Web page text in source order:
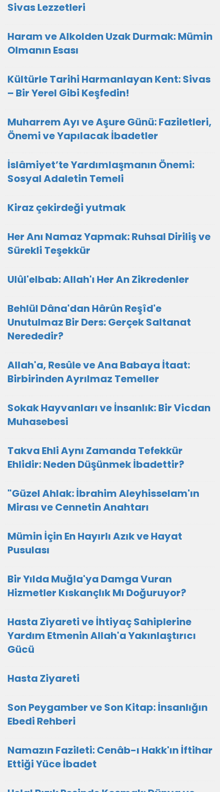
Sivas Lezzetleri
Haram ve Alkolden Uzak Durmak: Mümin
Olmanın Esası
Kültürle Tarihi Harmanlayan Kent: Sivas
– Bir Yerel Gibi Keşfedin!
Muharrem Ayı ve Aşure Günü: Faziletleri,
Önemi ve Yapılacak İbadetler
İslâmiyet’te Yardımlaşmanın Önemi:
Sosyal Adaletin Temeli
Kiraz çekirdeği yutmak
Her Anı Namaz Yapmak: Ruhsal Diriliş ve
Sürekli Teşekkür
Ulûl'elbab: Allah'ı Her An Zikredenler
Behlül Dâna'dan Hârûn Reşîd'e
Unutulmaz Bir Ders: Gerçek Saltanat
Nerededir?
Allah'a, Resûle ve Ana Babaya İtaat:
Birbirinden Ayrılmaz Temeller
Sokak Hayvanları ve İnsanlık: Bir Vicdan
Muhasebesi
Takva Ehli Aynı Zamanda Tefekkür
Ehlidir: Neden Düşünmek İbadettir?
"Güzel Ahlak: İbrahim Aleyhisselam'ın
Mirası ve Cennetin Anahtarı
Mümin İçin En Hayırlı Azık ve Hayat
Pusulası
Bir Yılda Muğla'ya Damga Vuran
Hizmetler Kıskançlık Mı Doğuruyor?
Hasta Ziyareti ve İhtiyaç Sahiplerine
Yardım Etmenin Allah'a Yakınlaştırıcı
Gücü
Hasta Ziyareti
Son Peygamber ve Son Kitap: İnsanlığın
Ebedi Rehberi
Namazın Fazileti: Cenâb-ı Hakk'ın İftihar
Ettiği Yüce İbadet